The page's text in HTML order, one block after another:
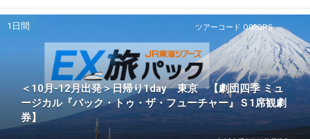
ツアーコード Q02QPS
1日間
＜10月-12月出発＞日帰り1day 東京 【劇団四季 ミュ
ージカル『バック・トゥ・ザ・フューチャー』Ｓ1席観劇
券】